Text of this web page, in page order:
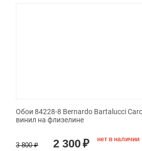
Обои 84228-8 Bernardo Bartalucci
винил на флизелине
3 800 ₽ 2 300₽ нет в наличии